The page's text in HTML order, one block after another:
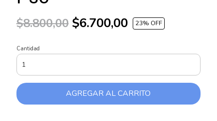
$8.800,00$6.700,00 23% OFF
Cantidad
AGREGAR AL CARRITO